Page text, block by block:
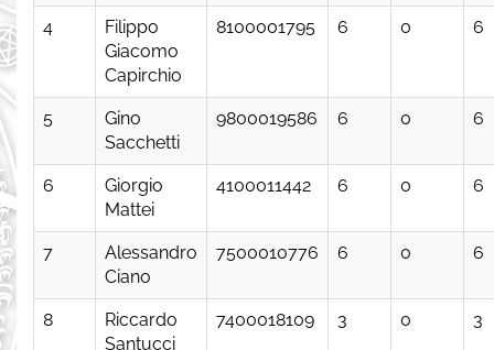
4
Filippo
Giacomo
Capirchio
8100001795 6 0 6
5
Gino
Sacchetti
9800019586 6 0 6
6
Giorgio
Mattei
4100011442 6 0 6
7
Alessandro
Ciano
7500010776 6 0 6
8
Riccardo
Santucci
7400018109 3 0 3